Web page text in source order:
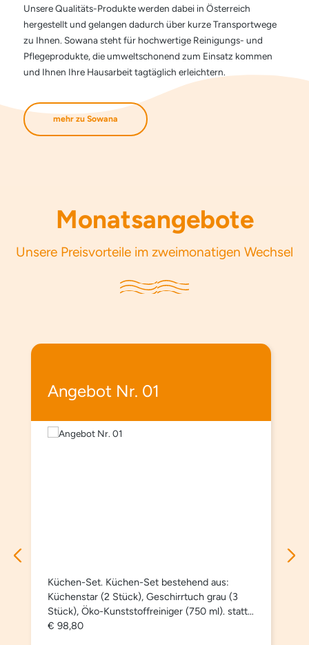
Unsere Qualitäts-Produkte werden dabei in Österreich
hergestellt und gelangen dadurch über kurze Transportwege
zu Ihnen. Sowana steht für hochwertige Reinigungs- und
Pflegeprodukte, die umweltschonend zum Einsatz kommen
und Ihnen Ihre Hausarbeit tagtäglich erleichtern.
mehr zu Sowana
Monatsangebote
Unsere Preisvorteile im zweimonatigen Wechsel
Produktgalerie überspringen
Angebot Nr. 01
Küchen-Set. Küchen-Set bestehend aus:
Küchenstar (2 Stück), Geschirrtuch grau (3
Stück), Öko-Kunststoffreiniger (750 ml). statt
€ 98,80